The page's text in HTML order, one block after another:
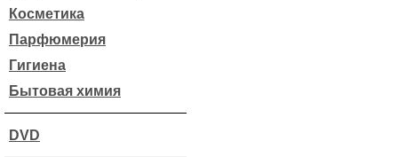
Косметика
Парфюмерия
Гигиена
Бытовая химия
DVD